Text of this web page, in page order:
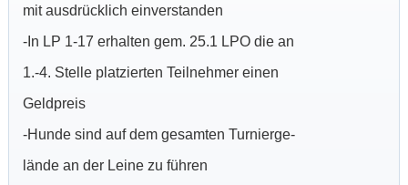
mit ausdrücklich einverstanden
-In LP 1-17 erhalten gem. 25.1 LPO die an
1.-4. Stelle platzierten Teilnehmer einen
Geldpreis
-Hunde sind auf dem gesamten Turnierge-
lände an der Leine zu führen